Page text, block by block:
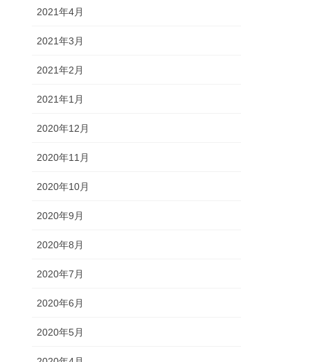
2021年4月
2021年3月
2021年2月
2021年1月
2020年12月
2020年11月
2020年10月
2020年9月
2020年8月
2020年7月
2020年6月
2020年5月